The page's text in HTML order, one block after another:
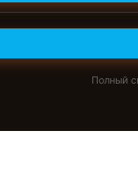
Полный